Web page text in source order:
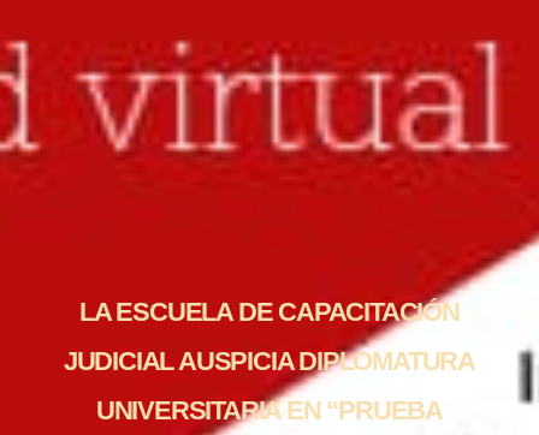
LA ESCUELA DE CAPACITACIÓN
JUDICIAL AUSPICIA DIPLOMATURA
UNIVERSITARIA EN “PRUEBA